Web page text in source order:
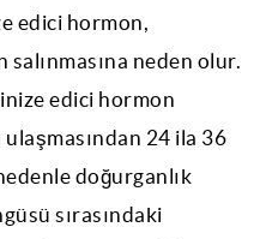
edici hormon,
neden olur.
edici hormon
24 ila 36
doğurganlık
sırasındaki